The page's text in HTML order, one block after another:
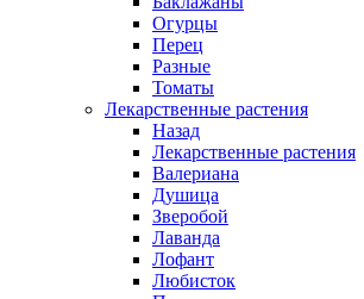
Огурцы
Перец
Разные
Томаты
Лекарственные растения
Назад
Лекарственные растения
Валериана
Душица
Зверобой
Лаванда
Лофант
Любисток